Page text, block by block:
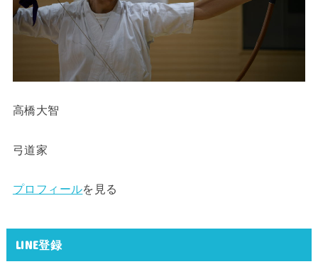
高橋大智
弓道家
プロフィールを見る
LINE登録